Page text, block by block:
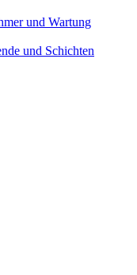
und Wartung
und Schichten